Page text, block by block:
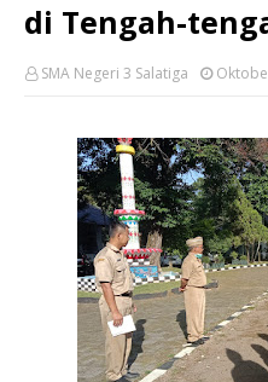
di Tengah-
SMA Negeri 3 Salatiga